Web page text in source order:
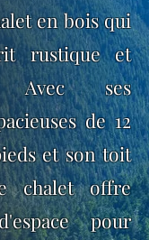
en bois qui
rustique et
Avec ses
de 12
et son toit
chalet offre
pour